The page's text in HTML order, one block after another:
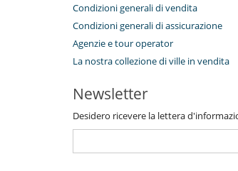
Condizioni generali di vendita
Condizioni generali di assicurazione
Agenzie e tour operator
La nostra collezione di ville in vendita
Newsletter
Desidero ricevere la lettera